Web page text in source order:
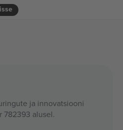
ja innovatsiooni
782393 alusel.